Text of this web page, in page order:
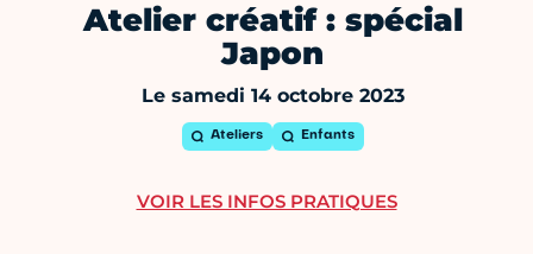
Atelier créatif : spécial
Japon
Le samedi 14 octobre 2023
Ateliers Enfants
VOIR LES INFOS PRATIQUES